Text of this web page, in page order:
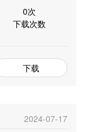
0次
下载次数
下载
2024-07-17